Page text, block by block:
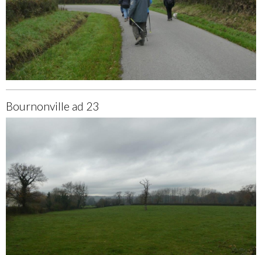
Bournonville ad 23